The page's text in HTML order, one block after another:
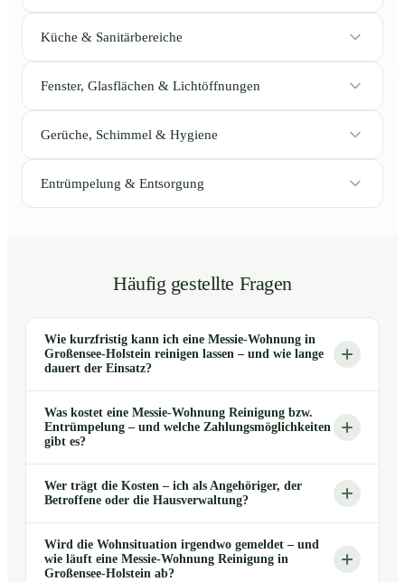
Küche & Sanitärbereiche
Fenster, Glasflächen & Lichtöffnungen
Gerüche, Schimmel & Hygiene
Entrümpelung & Entsorgung
Häufig gestellte Fragen
Wie kurzfristig kann ich eine Messie-Wohnung in
Großensee-Holstein reinigen lassen – und wie lange
dauert der Einsatz?
Was kostet eine Messie-Wohnung Reinigung bzw.
Entrümpelung – und welche Zahlungsmöglichkeiten
gibt es?
Wer trägt die Kosten – ich als Angehöriger, der
Betroffene oder die Hausverwaltung?
Wird die Wohnsituation irgendwo gemeldet – und
wie läuft eine Messie-Wohnung Reinigung in
Großensee-Holstein ab?